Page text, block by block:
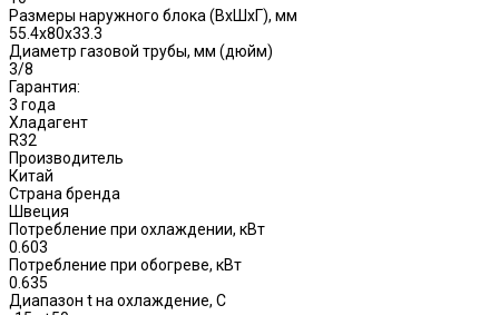
Размеры наружного блока (ВхШхГ), мм
55.4x80x33.3
Диаметр газовой трубы, мм (дюйм)
3/8
Гарантия:
3 года
Хладагент
R32
Производитель
Китай
Страна бренда
Швеция
Потребление при охлаждении, кВт
0.603
Потребление при обогреве, кВт
0.635
Диапазон t на охлаждение, С